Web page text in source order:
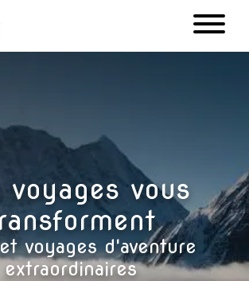
voyages vous
voyages d'aventure
extraordinaires